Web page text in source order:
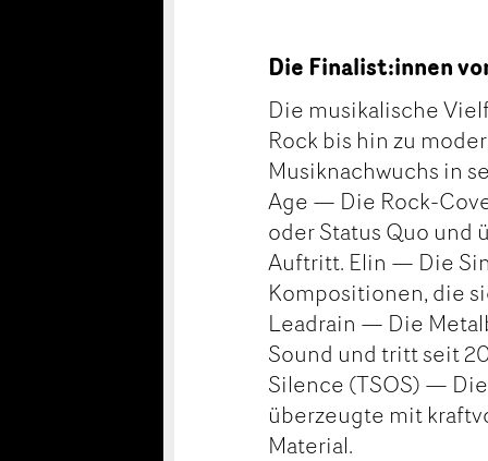
Die Finalist:innen
Die musikalische
Rock bis hin zu
Musiknachwuchs in
Age — Die Rock-
oder Status Quo
Auftritt. Elin — Die
Kompositionen, die
Leadrain — Die
Sound und tritt seit
Silence (TSOS) —
überzeugte mit
Material.